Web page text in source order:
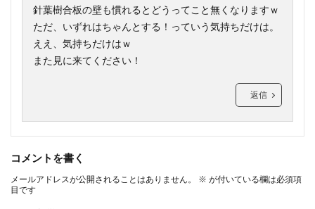
針葉樹合板の壁も慣れるとどうってこと無くなりますｗ
ただ、いずれはちゃんとする！っていう気持ちだけは。
ええ、気持ちだけはｗ
また見に来てください！
返信
コメントを書く
メールアドレスが公開されることはありません。 ※ が付いている欄は必須項
目です